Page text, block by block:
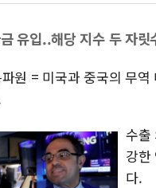
유입..해당 지수 두 자릿
원 = 미국과 중국의 무
수출
강한
다.